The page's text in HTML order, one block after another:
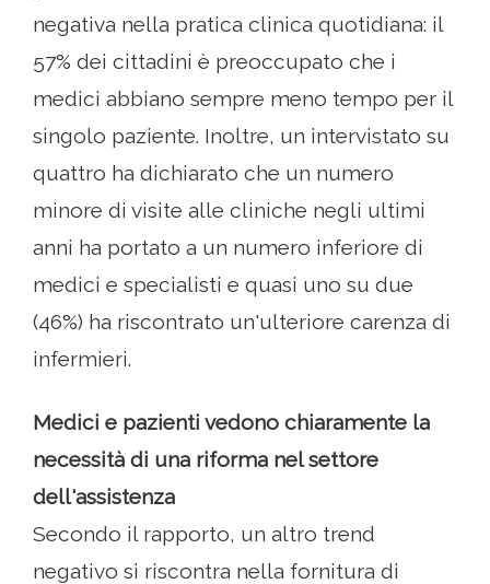
negativa nella pratica clinica quotidiana: il
57% dei cittadini è preoccupato che i
medici abbiano sempre meno tempo per il
singolo paziente. Inoltre, un intervistato su
quattro ha dichiarato che un numero
minore di visite alle cliniche negli ultimi
anni ha portato a un numero inferiore di
medici e specialisti e quasi uno su due
(46%) ha riscontrato un'ulteriore carenza di
infermieri.
Medici e pazienti vedono chiaramente la
necessità di una riforma nel settore
dell'assistenza
Secondo il rapporto, un altro trend
negativo si riscontra nella fornitura di